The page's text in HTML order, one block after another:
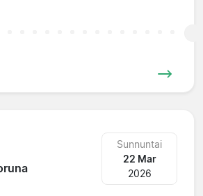
Sunnuntai
22 Mar
2026